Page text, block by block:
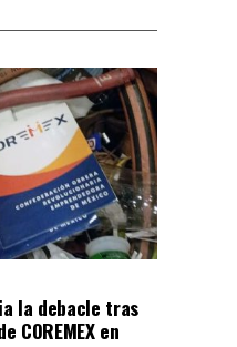
la debacle tras
COREMEX en